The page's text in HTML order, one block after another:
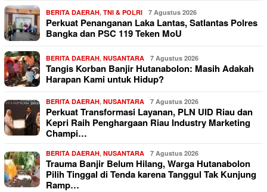
BERITA DAERAH, TNI & POLRI 7 Agustus 2026
Perkuat Penanganan Laka Lantas, Satlantas Polres
Bangka dan PSC 119 Teken MoU
BERITA DAERAH, NUSANTARA 7 Agustus 2026
Tangis Korban Banjir Hutanabolon: Masih Adakah
Harapan Kami untuk Hidup?
BERITA DAERAH, NUSANTARA 7 Agustus 2026
Perkuat Transformasi Layanan, PLN UID Riau dan
Kepri Raih Penghargaan Riau Industry Marketing
Champi…
BERITA DAERAH, NUSANTARA 7 Agustus 2026
Trauma Banjir Belum Hilang, Warga Hutanabolon
Pilih Tinggal di Tenda karena Tanggul Tak Kunjung
Ramp…